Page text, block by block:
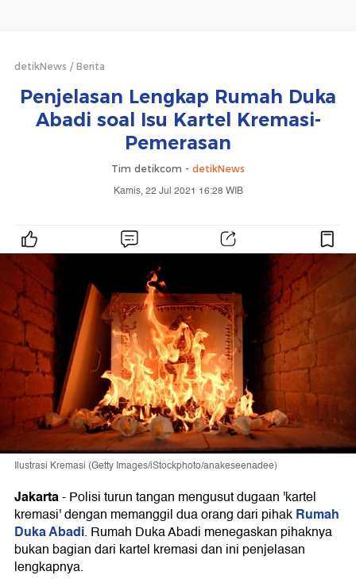
detikNews Berita
Penjelasan Lengkap Rumah Duka
Abadi soal Isu Kartel Kremasi-
Pemerasan
Tim detikcom - detikNews
Kamis, 22 Jul 2021 16:28 WIB
Ilustrasi Kremasi (Getty Images/iStockphoto/anakeseenadee)
Jakarta-Polisi turun tangan mengusut dugaan 'kartel
kremasi' dengan memanggil dua orang dari pihakRumah
Duka Abadi. Rumah Duka Abadi menegaskan pihaknya
bukan bagian dari kartel kremasi dan ini penjelasan
lengkapnya.